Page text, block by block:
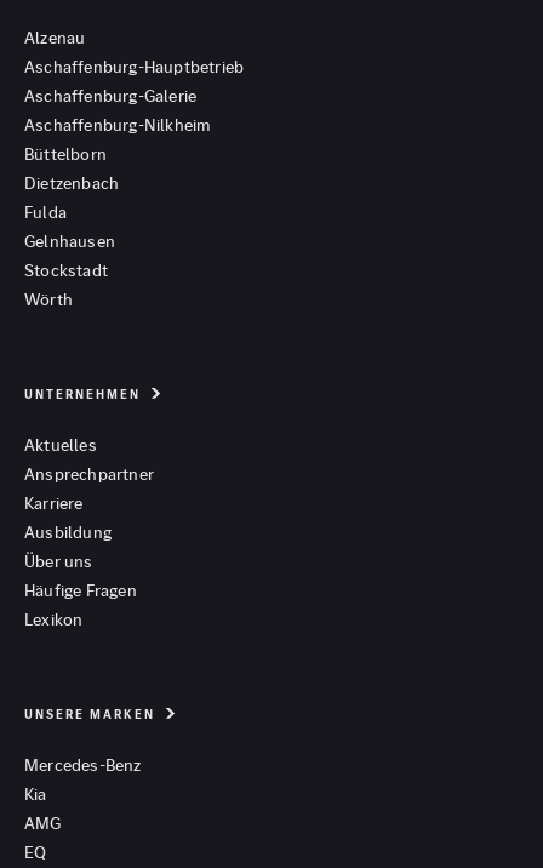
Alzenau
Aschaffenburg-Hauptbetrieb
Aschaffenburg-Galerie
Aschaffenburg-Nilkheim
Büttelborn
Dietzenbach
Fulda
Gelnhausen
Stockstadt
Wörth
UNTERNEHMEN
Aktuelles
Ansprechpartner
Karriere
Ausbildung
Über uns
Häufige Fragen
Lexikon
UNSERE MARKEN
Mercedes-Benz
Kia
AMG
EQ